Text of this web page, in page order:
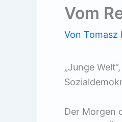
Vom
Von Tomasz
„Junge
Der Morgen